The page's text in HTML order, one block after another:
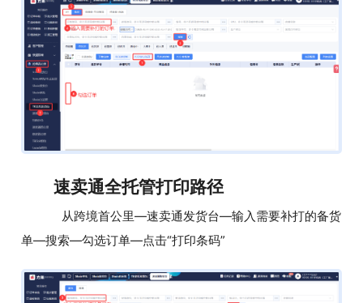
速卖通全托管打印路径
从跨境首公里—速卖通发货台—输入需要补打的备货
单—搜索—勾选订单—点击“打印条码”